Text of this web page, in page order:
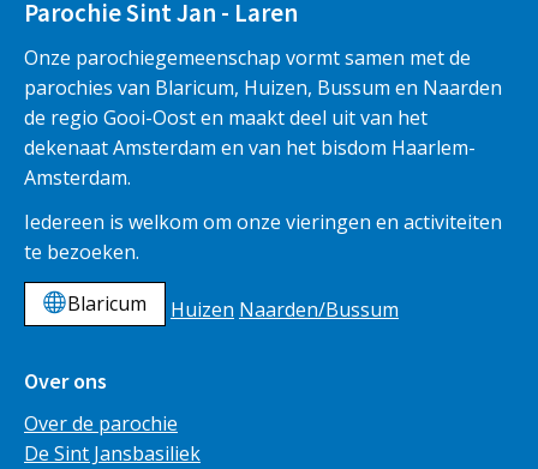
Parochie Sint Jan - Laren
Onze parochiegemeenschap vormt samen met de
parochies van Blaricum, Huizen, Bussum en Naarden
de regio Gooi-Oost en maakt deel uit van het
dekenaat Amsterdam en van het bisdom Haarlem-
Amsterdam.
Iedereen is welkom om onze vieringen en activiteiten
te bezoeken.
Blaricum
Huizen Naarden/Bussum
Over ons
Over de parochie
De Sint Jansbasiliek